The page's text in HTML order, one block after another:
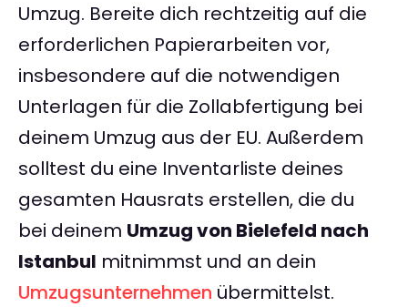
Umzug. Bereite dich rechtzeitig auf die
erforderlichen Papierarbeiten vor,
insbesondere auf die notwendigen
Unterlagen für die Zollabfertigung bei
deinem Umzug aus der EU. Außerdem
solltest du eine Inventarliste deines
gesamten Hausrats erstellen, die du
bei deinem Umzug von Bielefeld nach
Istanbul mitnimmst und an dein
Umzugsunternehmen übermittelst.